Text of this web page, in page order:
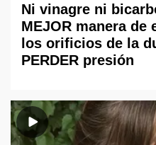
Ni vinagre ni
MEJOR manera
los orificios de la
PERDER presión